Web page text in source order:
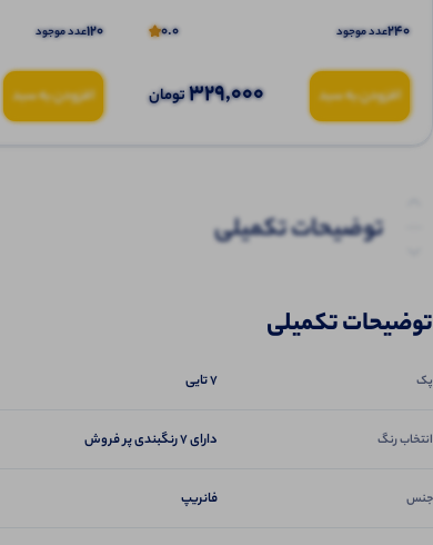
240عدد موجود 0.0
افزودن به سبد 329,000تومان
120عدد موجود
افزودن به سبد
توضیحات تکمیلی
توضیحات تکمیلی
پک 7 تایی
انتخاب رنگ دارای 7 رنگبندی پر فروش
جنس فانریپ